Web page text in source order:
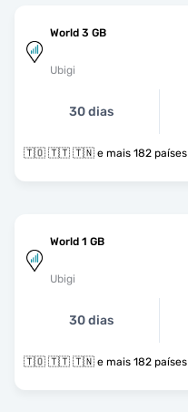
World 3 GB
Ubigi
30 dias
🇹🇴 🇹🇹 🇹🇳 e mais 182 países
World 1 GB
Ubigi
30 dias
🇹🇴 🇹🇹 🇹🇳 e mais 182 países